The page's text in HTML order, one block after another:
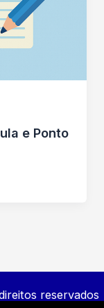
e Ponto
reservados